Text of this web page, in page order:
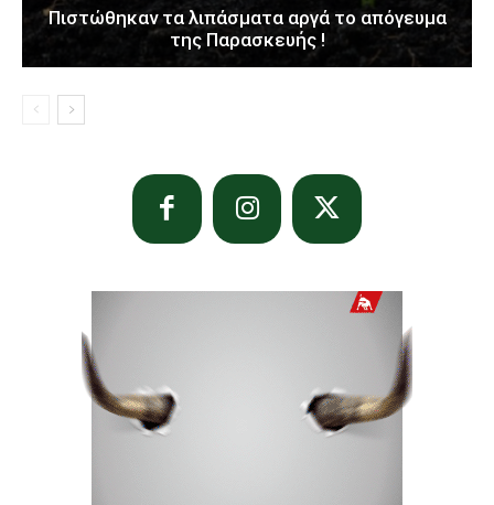
Πιστώθηκαν τα λιπάσματα αργά το απόγευμα
της Παρασκευής !